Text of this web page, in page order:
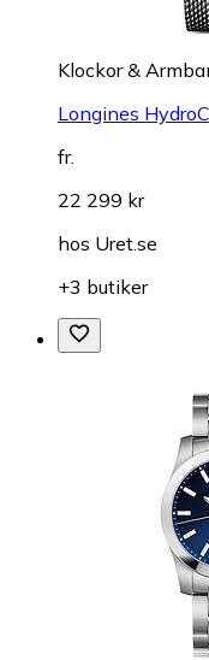
Klockor &
Longines
fr.
22 299 kr
hos Uret.se
+3 butiker